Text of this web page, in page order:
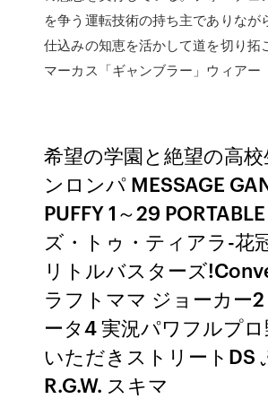
を争う運転技術の持ち主でありなが
仕込みの知恵を活かして道を切り拓
マーカス「ギャンブラー」ウィアー
希望の学園と絶望の高
ンロンパ MESSAGE
PUFFY 1～29
ズ・トゥ・ティアラ-花
リトルバスターズ
ラフトママ ジョーカー
ータ4 実況パワフルプ
いただきストリートDS
R.G.W. スキマ